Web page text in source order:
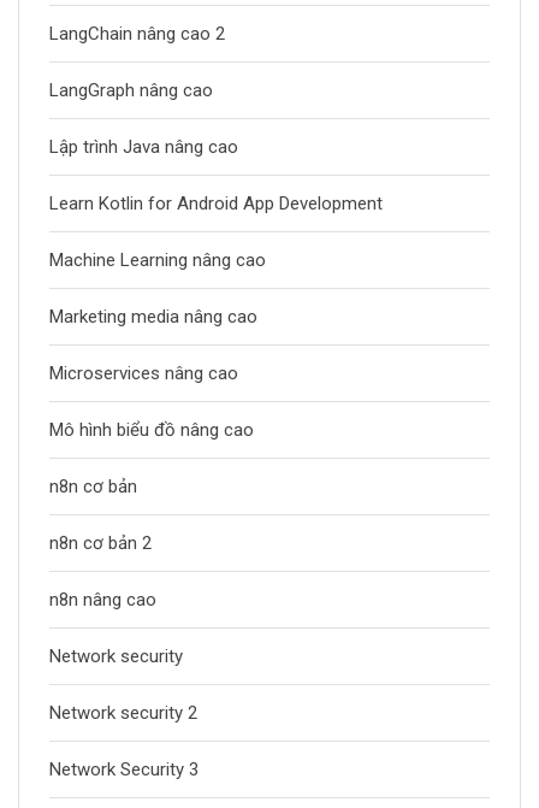
LangChain nâng cao 2
LangGraph nâng cao
Lập trình Java nâng cao
Learn Kotlin for Android App Development
Machine Learning nâng cao
Marketing media nâng cao
Microservices nâng cao
Mô hình biểu đồ nâng cao
n8n cơ bản
n8n cơ bản 2
n8n nâng cao
Network security
Network security 2
Network Security 3